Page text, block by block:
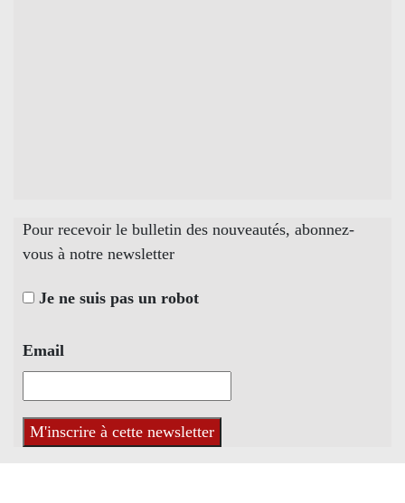
Pour recevoir le bulletin des nouveautés, abonnez-
vous à notre newsletter
Je ne suis pas un robot
Email